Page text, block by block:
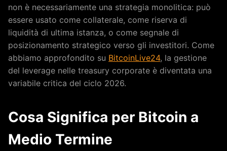
non è necessariamente una strategia monolitica: può
essere usato come collaterale, come riserva di
liquidità di ultima istanza, o come segnale di
posizionamento strategico verso gli investitori. Come
abbiamo approfondito su BitcoinLive24, la gestione
del leverage nelle treasury corporate è diventata una
variabile critica del ciclo 2026.
Cosa Significa per Bitcoin a
Medio Termine